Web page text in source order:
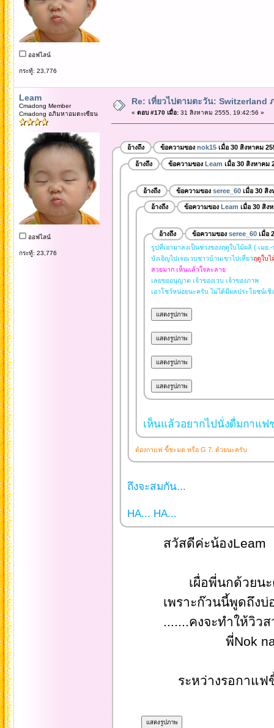
ออฟไลน์
กระทู้: 23,776
Leam
Cmadong Member
Cmadong อภิมหาอมตะเซียน
ออฟไลน์
กระทู้: 23,776
Re: เที่ยวไปตามตะวัน: Switzerland
« ตอบ #170 เมื่อ:31 สิงหาคม 2555, 19:42:56 »
อ้างถึง ข้อความของ nok15เมื่อ 30 สิงหาคม
อ้างถึง ข้อความของ Leam เมื่อ 30 สิงหาคม
อ้างถึง ข้อความของ seree_60เมื่อ 30 สิง
อ้างถึง ข้อความของ Leam เมื่อ 30 สิง
อ้างถึง ข้อความของ seree_60เมื่อ
รูปที่เอามาลงเป็นช่วงของฤดูใบไม้ผลิ ( เมย
บังเอิญไปเจอเวบชาวบ้านเขาไปเที่ยวฤดูใบไ
สวยมาก เห็นแล้วใจละลาย
เลยขออนุญาต เจ้าของเวบ เจ้าของภาพ
เอาโชว์หน่อยนะครับ ไม่ได้มีผลประโยชน์เ
เห็นแล้วอยากไปนั่งดื่มกาแฟ
ต้องกาแฟ ขี้ชะมด หรือ G 7..ด้วยนะครับ
ถึงจะสมกัน...
HA... HA...
สวัสดีค่ะน้องLeam
เผื่อพี่นกด้วยนะคะเหยื
เพราะก๊วนนี้พูดถึงบ่อ
.......คงจะทำให้วิวส
พี่Nok
ระหว่างรอกาแฟขี้ชะ